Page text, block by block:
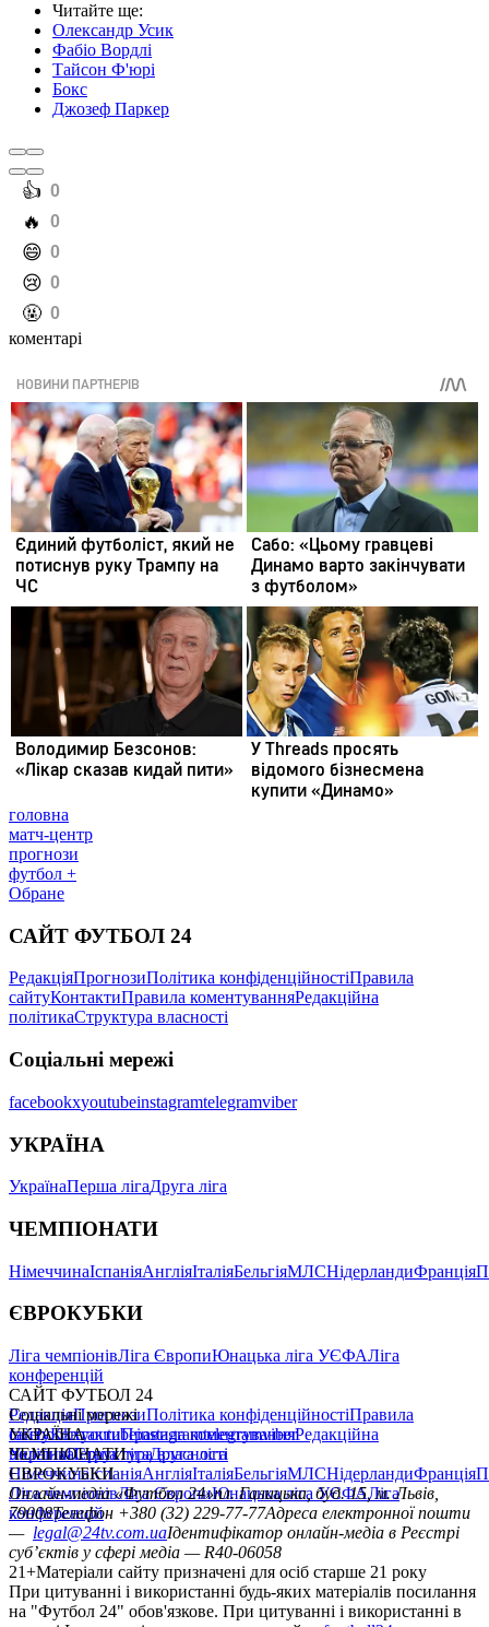
Читайте ще:
Олександр Усик
Фабіо Вордлі
Тайсон Ф'юрі
Бокс
Джозеф Паркер
️👍 0
️🔥 0
️😄 0
️😢 0
️🤬 0
коментарі
головна
матч-центр
прогнози
футбол +
Обране
САЙТ ФУТБОЛ 24
РедакціяПрогнозиПолітика конфіденційностіПравила
сайтуКонтактиПравила коментуванняРедакційна
політикаСтруктура власності
Соціальні мережі
facebookxyoutubeinstagramtelegramviber
УКРАЇНА
УкраїнаПерша лігаДруга ліга
ЧЕМПІОНАТИ
НімеччинаІспаніяАнгліяІталіяБельгіяМЛСНідерландиФранція
ЄВРОКУБКИ
Ліга чемпіонівЛіга ЄвропиЮнацька ліга УЄФАЛіга
конференцій
САЙТ ФУТБОЛ 24
РедакціяПрогнозиПолітика конфіденційностіПравила
сайтуКонтактиПравила коментуванняРедакційна
політикаСтруктура власності
Соціальні мережі
facebookxyoutubeinstagramtelegramviber
УКРАЇНА
УкраїнаПерша лігаДруга ліга
ЧЕМПІОНАТИ
НімеччинаІспаніяАнгліяІталіяБельгіяМЛСНідерландиФранція
ЄВРОКУБКИ
Ліга чемпіонівЛіга ЄвропиЮнацька ліга УЄФАЛіга
конференцій
Онлайн-медіа «Футбол 24»пл. Галицька, буд. 15, м. Львів,
79008Телефон +380 (32) 229-77-77Адреса електронної пошти
— legal@24tv.com.uaІдентифікатор онлайн-медіа в Реєстрі
суб’єктів у сфері медіа — R40-06058
21+Матеріали сайту призначені для осіб старше 21 року
При цитуванні і використанні будь-яких матеріалів посилання
на "Футбол 24" обов'язкове. При цитуванні і використанні в